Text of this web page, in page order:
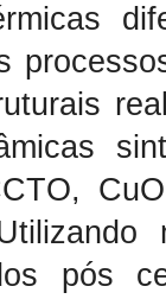
pós